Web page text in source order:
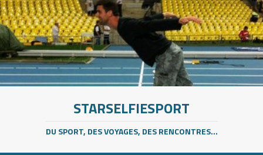
STARSELFIESPORT
DU SPORT, DES VOYAGES, DES RENCONTRES...